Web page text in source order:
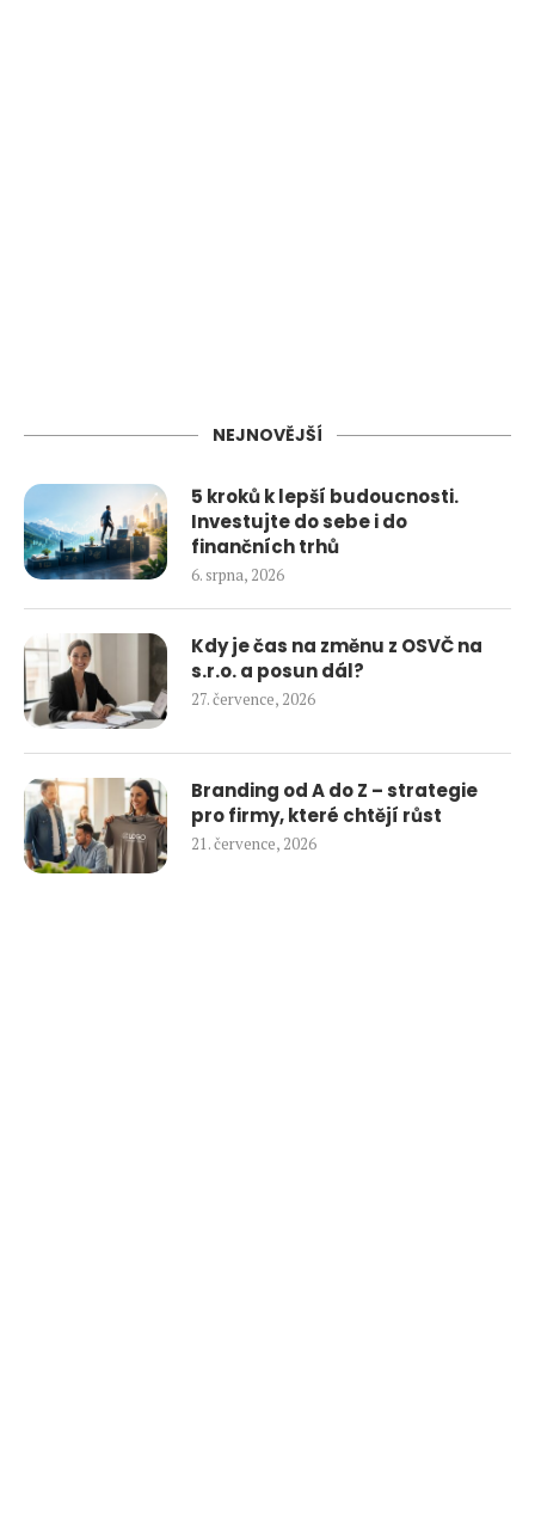
NEJNOVĚJŠÍ
5 kroků k lepší budoucnosti.
Investujte do sebe i do
finančních trhů
6. srpna, 2026
Kdy je čas na změnu z OSVČ na
s.r.o. a posun dál?
27. července, 2026
Branding od A do Z – strategie
pro firmy, které chtějí růst
21. července, 2026